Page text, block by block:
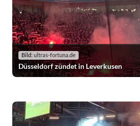
Bild: ultras-fortuna.de
Düsseldorf zündet in Leverkusen